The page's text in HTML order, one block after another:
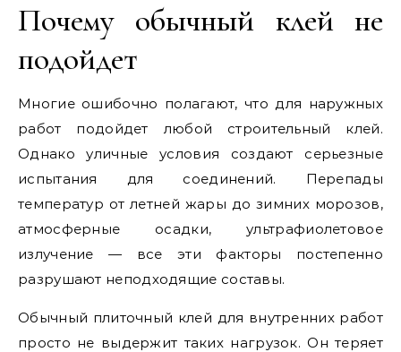
Почему обычный клей не
подойдет
Многие ошибочно полагают, что для наружных
работ подойдет любой строительный клей.
Однако уличные условия создают серьезные
испытания для соединений. Перепады
температур от летней жары до зимних морозов,
атмосферные осадки, ультрафиолетовое
излучение — все эти факторы постепенно
разрушают неподходящие составы.
Обычный плиточный клей для внутренних работ
просто не выдержит таких нагрузок. Он теряет